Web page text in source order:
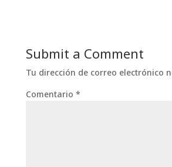
Submit a Comment
Tu dirección de correo electrónico
Comentario *